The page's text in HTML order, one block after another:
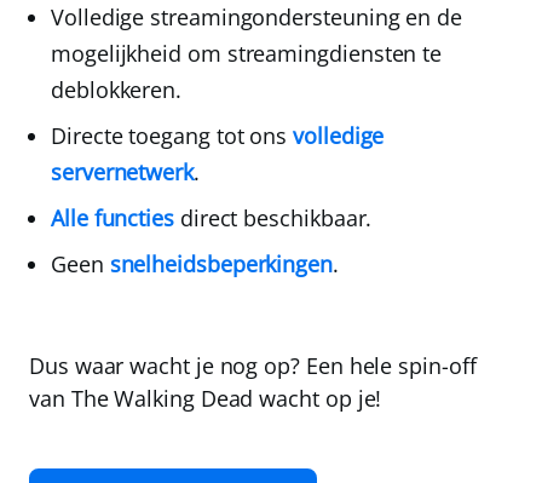
Volledige streamingondersteuning en de
mogelijkheid om streamingdiensten te
deblokkeren.
Directe toegang tot onsvolledige
servernetwerk.
Alle functiesdirect beschikbaar.
Geen snelheidsbeperkingen.
Dus waar wacht je nog op? Een hele spin-off
van The Walking Dead wacht op je!